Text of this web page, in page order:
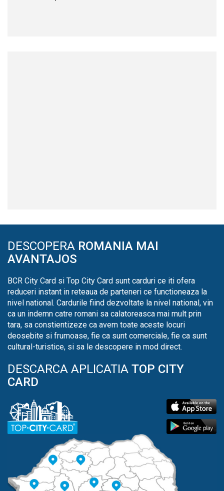
DESCOPERA ROMANIA MAI
AVANTAJOS
BCR City Card si Top City Card sunt carduri ce iti ofera
reduceri instant in reteaua de parteneri ce functioneaza la
nivel national. Cardurile fiind dezvoltate la nivel national, vin
ca un indemn catre romani sa calatoreasca mai mult prin
tara, sa constientizeze ca avem toate aceste locuri
deosebite si frumoase, fie ca sunt comerciale, fie ca sunt
cultural-turistice, si sa le descopere in mod direct.
DESCARCA APLICATIA TOP CITY
CARD